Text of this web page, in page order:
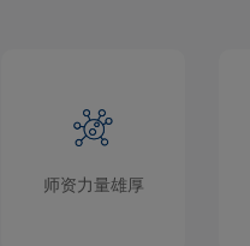
师资力量雄厚